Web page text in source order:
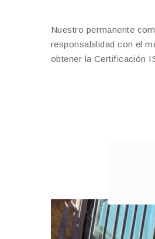
Nuestro permanente
responsabilidad con el
obtener la Certificación